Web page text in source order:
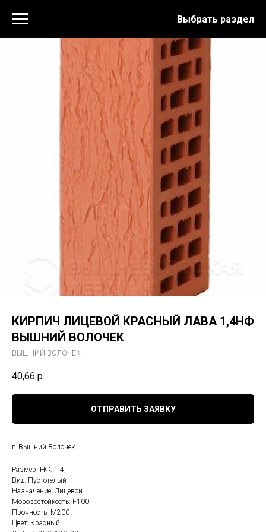
Выбрать раздел
КИРПИЧ ЛИЦЕВОЙ КРАСНЫЙ ЛАВА 1,4НФ
ВЫШНИЙ ВОЛОЧЕК
ВЫШНИЙ ВОЛОЧЕК
40,66 р.
ОТПРАВИТЬ ЗАЯВКУ
г. Вышний Волочек
Размер, НФ: 1.4
Вид: Пустотелый
Назначение: Лицевой
Морозостойкость: F100
Прочность: М200
Цвет: Красный